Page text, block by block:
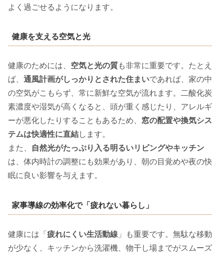
よく過ごせるようになります。
健康を支える空気と光
健康のためには、 空気と光の質も非常に重要です。たとえ
ば、 通風計画がしっかりとされた住まいであれば、家の中
の空気がこもらず、常に新鮮な空気が流れます。二酸化炭
素濃度や湿気が高くなると、頭が重く感じたり、アレルギ
ーが悪化したりすることもあるため、 窓の配置や換気シス
テムは快適性に直結します。
また、
自然光がたっぷり入る明るいリビングやキッチン
は、体内時計の調整にも効果があり、朝の目覚めや夜の快
眠に良い影響を与えます。
家事導線の効率化で「疲れない暮らし」
健康には「 疲れにくい生活動線 」も重要です。無駄な移動
が少なく、キッチンから洗濯機、物干し場までがスムーズ